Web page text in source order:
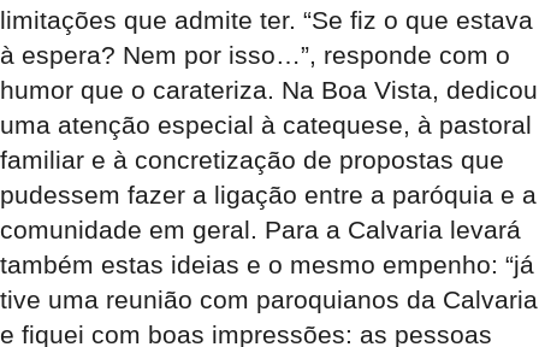
limitações que admite ter. “Se fiz o que estava
à espera? Nem por isso…”, responde com o
humor que o carateriza. Na Boa Vista, dedicou
uma atenção especial à catequese, à pastoral
familiar e à concretização de propostas que
pudessem fazer a ligação entre a paróquia e a
comunidade em geral. Para a Calvaria levará
também estas ideias e o mesmo empenho: “já
tive uma reunião com paroquianos da Calvaria
e fiquei com boas impressões: as pessoas